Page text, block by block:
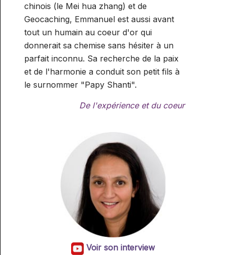
chinois (le Mei hua zhang) et de
Geocaching, Emmanuel est aussi avant
tout un humain au coeur d'or qui
donnerait sa chemise sans hésiter à un
parfait inconnu. Sa recherche de la paix
et de l'harmonie a conduit son petit fils à
le surnommer "Papy Shanti".
De l'expérience et du coeur
Voir son interview